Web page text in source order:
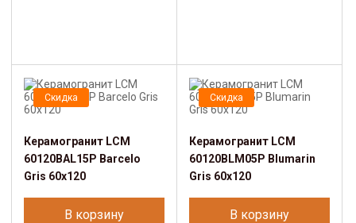
Скидка
Керамогранит LCM
60120BAL15P Barcelo
Gris 60x120
В корзину
Скидка
Керамогранит LCM
60120BLM05P Blumarin
Gris 60x120
В корзину